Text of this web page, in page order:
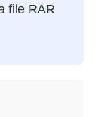
file RAR